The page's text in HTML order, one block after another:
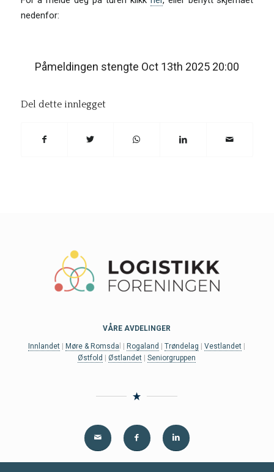
nedenfor:
Påmeldingen stengte Oct 13th 2025 20:00
Del dette innlegget
VÅRE AVDELINGER
Innlandet |Møre & Romsda l |Rogaland |Trøndelag |Vestlandet |
Østfold |Østlandet |Seniorgruppen